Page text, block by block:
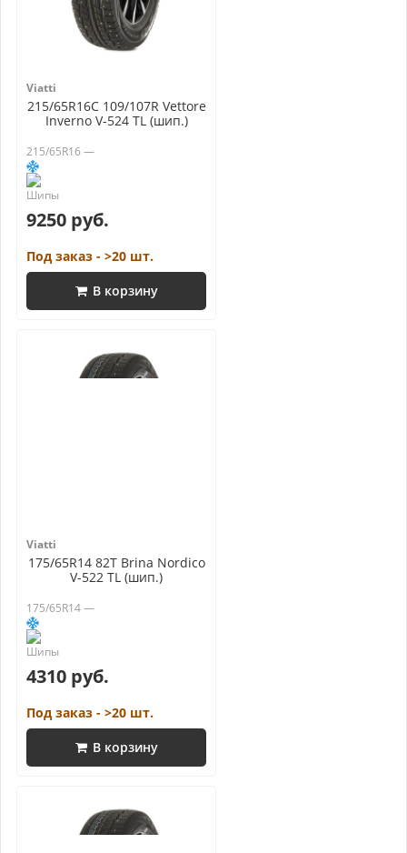
Viatti
215/65R16C 109/107R Vettore
Inverno V-524 TL (шип.)
215/65R16 —
9250 руб.
Под заказ - >20 шт.
В корзину
Viatti
175/65R14 82T Brina Nordico
V-522 TL (шип.)
175/65R14 —
4310 руб.
Под заказ - >20 шт.
В корзину